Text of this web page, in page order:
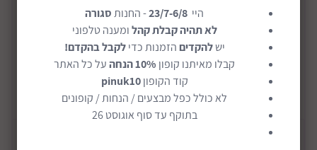
דמיינו לעצמכם נוף שכולו דינוזאורים בטבע. לילדים כל כך
כיף ליצור אין סוף ציורים וסיפורים פרהיסטוריים בעזרת
8 חותמות גומי עשויות עץ, 2 כריות דיו צבעוניות בשני צבעים
שונים ו-5 עפרונות צבעוניים.
החותמת ופריטי הערכה מגיעים מסודרים בתוך מגש עץ נח
לאחסון.
קרא עוד
מידע כללי
היי 23/7-6/8- החנותסגורה
לא תהיה קבלת קהלומענה טלפוני
ישלהקדיםהזמנות כדילקבל בהקדם!
קבלו מאיתנו קופון 10% הנחה
על כל האתר
קוד הקופוןpinuk10
לא כולל כפל מבצעים / הנחות / קופונים
בתוקף עד סוף אוגוסט 26